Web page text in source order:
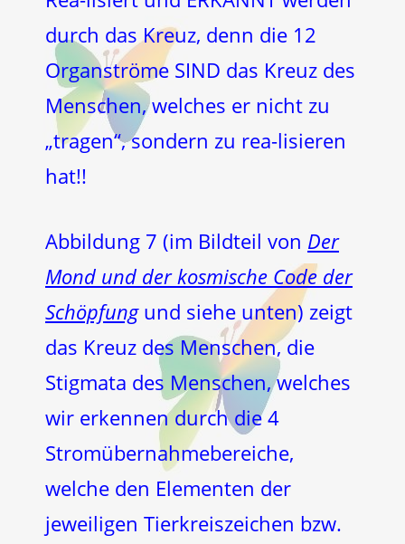
durch das Kreuz, denn die 12
Organströme SIND das Kreuz des
Menschen, welches er nicht zu
„tragen“, sondern zu rea-lisieren
hat!!
Abbildung 7 (im Bildteil von Der
Mond und der kosmische Code der
Schöpfungund siehe unten) zeigt
das Kreuz des Menschen, die
Stigmata des Menschen, welches
wir erkennen durch die 4
Stromübernahmebereiche,
welche den Elementen der
jeweiligen Tierkreiszeichen bzw.